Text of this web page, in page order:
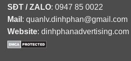
SĐT / ZALO: 0947 85 0022
Mail : quanlv.dinhphan@gmail.com
Website: dinhphanadvertising.com